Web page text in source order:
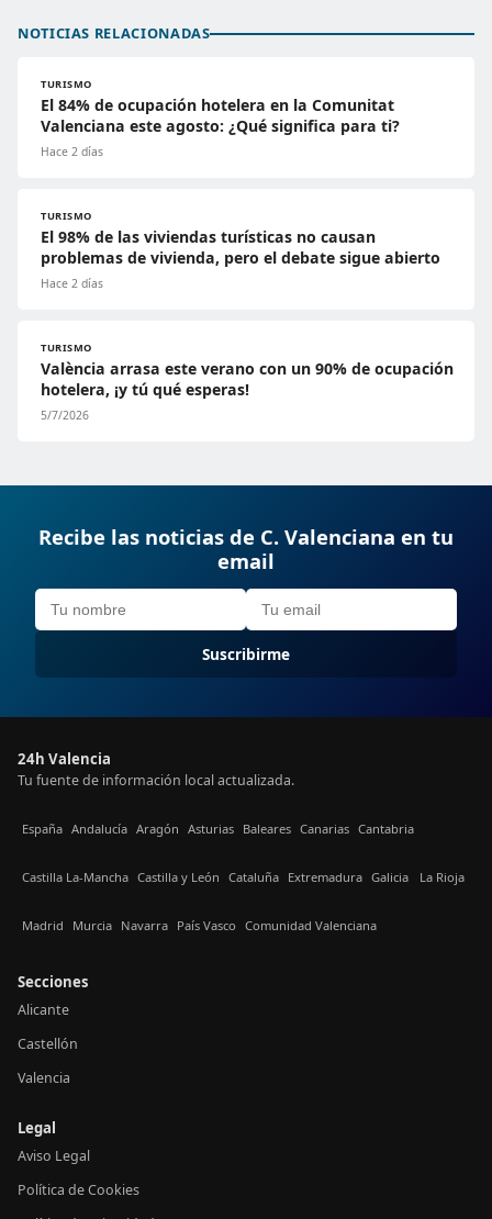
NOTICIAS RELACIONADAS
TURISMO
El 84% de ocupación hotelera en la Comunitat
Valenciana este agosto: ¿Qué significa para ti?
Hace 2 días
TURISMO
El 98% de las viviendas turísticas no causan
problemas de vivienda, pero el debate sigue abierto
Hace 2 días
TURISMO
València arrasa este verano con un 90% de ocupación
hotelera, ¡y tú qué esperas!
5/7/2026
Recibe las noticias de C. Valenciana en tu
email
Suscribirme
24h Valencia
Tu fuente de información local actualizada.
España Andalucía Aragón Asturias Baleares Canarias Cantabria
Castilla La-Mancha Castilla y León Cataluña Extremadura Galicia La Rioja
Madrid Murcia Navarra País Vasco Comunidad Valenciana
Secciones
Alicante
Castellón
Valencia
Legal
Aviso Legal
Política de Cookies